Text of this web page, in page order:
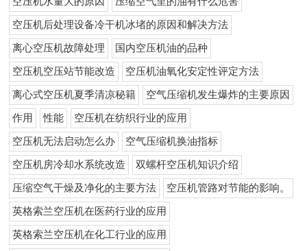
空压机后处理设备冷干机冰堵的原因和解决方法
离心空压机故障处理 国内空压机油的品种
空压机空压站节能改造 空压机油氧化安定性评定方法
离心式空压机夏季清凉秘籍 空气压缩机发生爆炸的主要原因
作用 性能 空压机在纺织行业的应用
空压机无法启动怎么办 空气压缩机换油指标
空压机房冷却水系统改造 双螺杆空压机知识介绍
压缩空气干燥及净化的主要方法 空压机管路对节能的影响。
英格索兰空压机在医药行业的应用
英格索兰空压机在化工行业的应用